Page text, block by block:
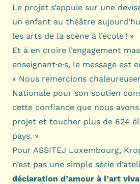
Le projet s’appuie sur une
un enfant au théâtre
les arts de la scène à l’école ! »
Et à en croire l’engagement
enseignant·e·s, le message est
« Nous remercions
Nationale pour son soutien
cette confiance que nous
projet et toucher plus de 624
pays. »
Pour ASSITEJ Luxembourg,
n’est pas une simple série
déclaration d’amour à l’art